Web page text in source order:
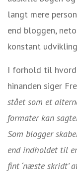
langt mere
end bloggen,
konstant
I forhold til
hinanden siger
stået som et
formater kan
Som blogger
end indholdet til
fint ‘næste skridt’